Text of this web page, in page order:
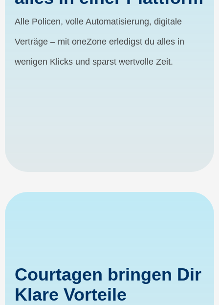
Alle Policen, volle Automatisierung, digitale
Verträge – mit oneZone erledigst du alles in
wenigen Klicks und sparst wertvolle Zeit.
Courtagen bringen Dir
Klare Vorteile